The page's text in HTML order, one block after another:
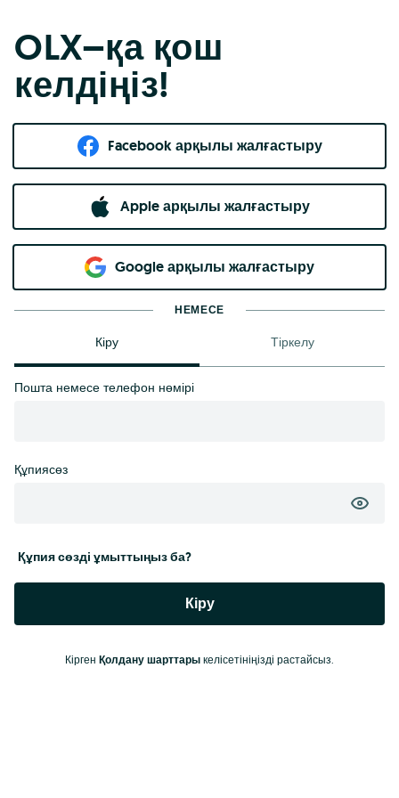
OLX–қа қош
келдіңіз!
Facebook арқылы жалғастыру
Apple арқылы жалғастыру
Google арқылы жалғастыру
НЕМЕСЕ
Кіру Тіркелу
Пошта немесе телефон нөмірі
Құпиясөз
Құпия сөзді ұмыттыңыз ба?
Кіру
Кірген Қолдану шарттары келісетініңізді растайсыз.